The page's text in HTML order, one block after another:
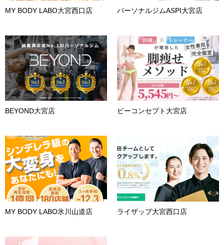
MY BODY LABO大宮西口店 パーソナルジムASPI大宮店
BEYOND大宮店 ビーコンセプト大宮店
MY BODY LABO氷川山道店 ライザップ大宮西口店